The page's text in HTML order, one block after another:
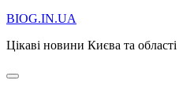
BIOG.IN.UA
Цікаві новини Києва та області